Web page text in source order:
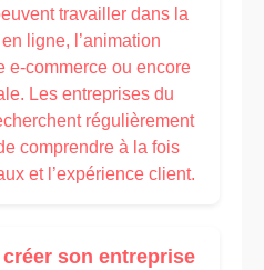
travailler dans la
ligne, l’animation
e-commerce ou encore
Les entreprises du
régulièrement
comprendre à la fois
et l’expérience client.
son entreprise